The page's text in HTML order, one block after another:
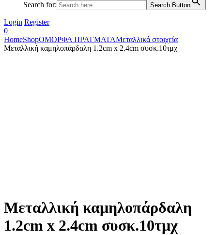
Search for: Search Button
Login Register
0
HomeShopΟΜΟΡΦΑ ΠΡΑΓΜΑΤΑΜεταλλικά στοιχεία
Μεταλλική καμηλοπάρδαλη 1.2cm x 2.4cm συσκ.10τμχ
Μεταλλική καμηλοπάρδαλη
1.2cm x 2.4cm συσκ.10τμχ